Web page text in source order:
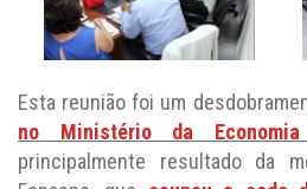
Esta reunião foi um
no Ministério da
principalmente resultado da